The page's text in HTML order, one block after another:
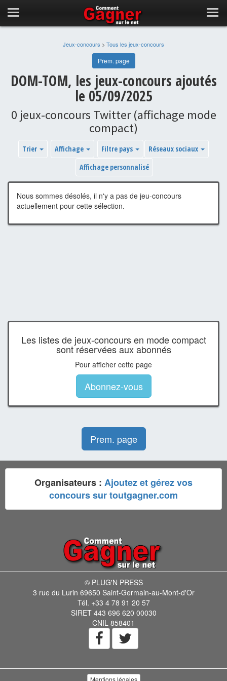
Jeux-concours > Tous les jeux-concours
Prem. page
DOM-TOM, les jeux-concours ajoutés
le 05/09/2025
0 jeux-concours Twitter (affichage mode
compact)
Trier Affichage Filtre pays
Réseaux sociaux
Affichage personnalisé
Nous sommes désolés, il n'y a pas de jeu-concours
actuellement pour cette sélection.
Les listes de jeux-concours en mode compact
sont réservées aux abonnés
Pour afficher cette page
Abonnez-vous
Prem. page
Organisateurs : Ajoutez et gérez vos
concours sur toutgagner.com
© PLUG'N PRESS
3 rue du Lurin 69650 Saint-Germain-au-Mont-d'Or
Tél. +33 4 78 91 20 57
SIRET 443 696 620 00030
CNIL 858401
Mentions légales